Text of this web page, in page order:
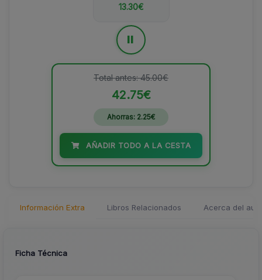
13.30€
Total antes: 45.00€
42.75€
Ahorras: 2.25€
AÑADIR TODO A LA CESTA
Información Extra Libros Relacionados Acerca del
Ficha Técnica